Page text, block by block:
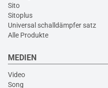
Sito
Sitoplus
Universal schalldämpfer satz
Alle Produkte
MEDIEN
Video
Song